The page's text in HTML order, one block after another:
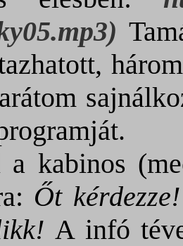
)
a kabinos
Őt kérdezze!
A infó